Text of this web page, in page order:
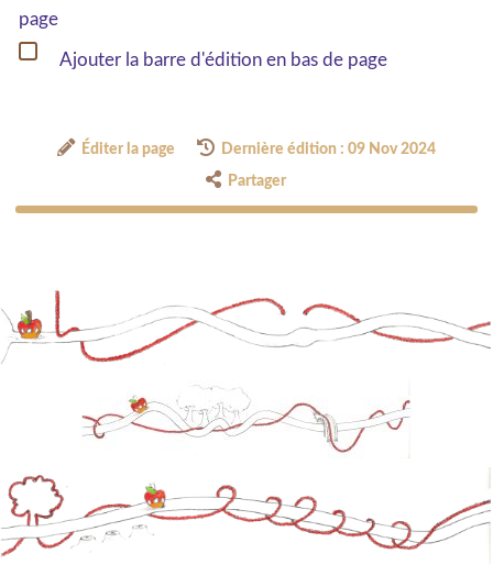
page
Ajouter la barre d'édition en bas de page
Éditer la page Dernière édition : 09 Nov 2024
Partager